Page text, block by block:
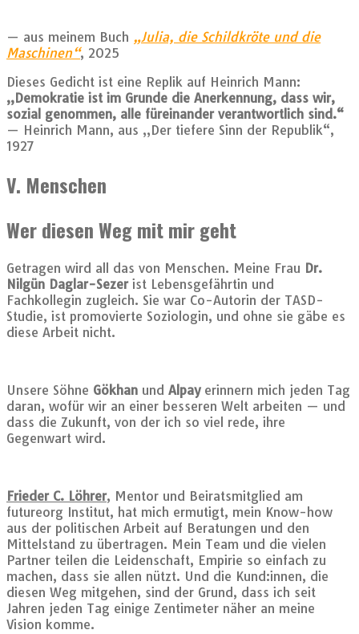
— aus meinem Buch „Julia, die Schildkröte und die
Maschinen“, 2025
Dieses Gedicht ist eine Replik auf Heinrich Mann:
„Demokratie ist im Grunde die Anerkennung, dass wir,
sozial genommen, alle füreinander verantwortlich sind.“
— Heinrich Mann, aus „Der tiefere Sinn der Republik“,
1927
V. Menschen
Wer diesen Weg mit mir geht
Getragen wird all das von Menschen. Meine Frau Dr.
Nilgün Daglar-Sezer ist Lebensgefährtin und
Fachkollegin zugleich. Sie war Co-Autorin der TASD-
Studie, ist promovierte Soziologin, und ohne sie gäbe es
diese Arbeit nicht.
Unsere Söhne Gökhan und Alpayerinnern mich jeden Tag
daran, wofür wir an einer besseren Welt arbeiten — und
dass die Zukunft, von der ich so viel rede, ihre
Gegenwart wird.
Frieder C. Löhrer, Mentor und Beiratsmitglied am
futureorg Institut, hat mich ermutigt, mein Know-how
aus der politischen Arbeit auf Beratungen und den
Mittelstand zu übertragen. Mein Team und die vielen
Partner teilen die Leidenschaft, Empirie so einfach zu
machen, dass sie allen nützt. Und die Kund:innen, die
diesen Weg mitgehen, sind der Grund, dass ich seit
Jahren jeden Tag einige Zentimeter näher an meine
Vision komme.